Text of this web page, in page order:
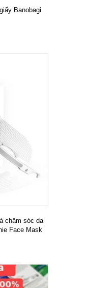
Banobagi
chăm sóc da
Face Mask